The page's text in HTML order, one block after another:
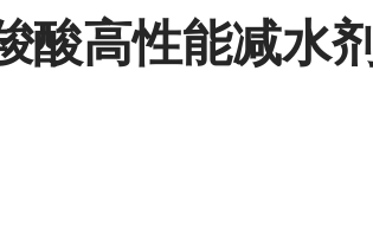
酸高性能减水剂